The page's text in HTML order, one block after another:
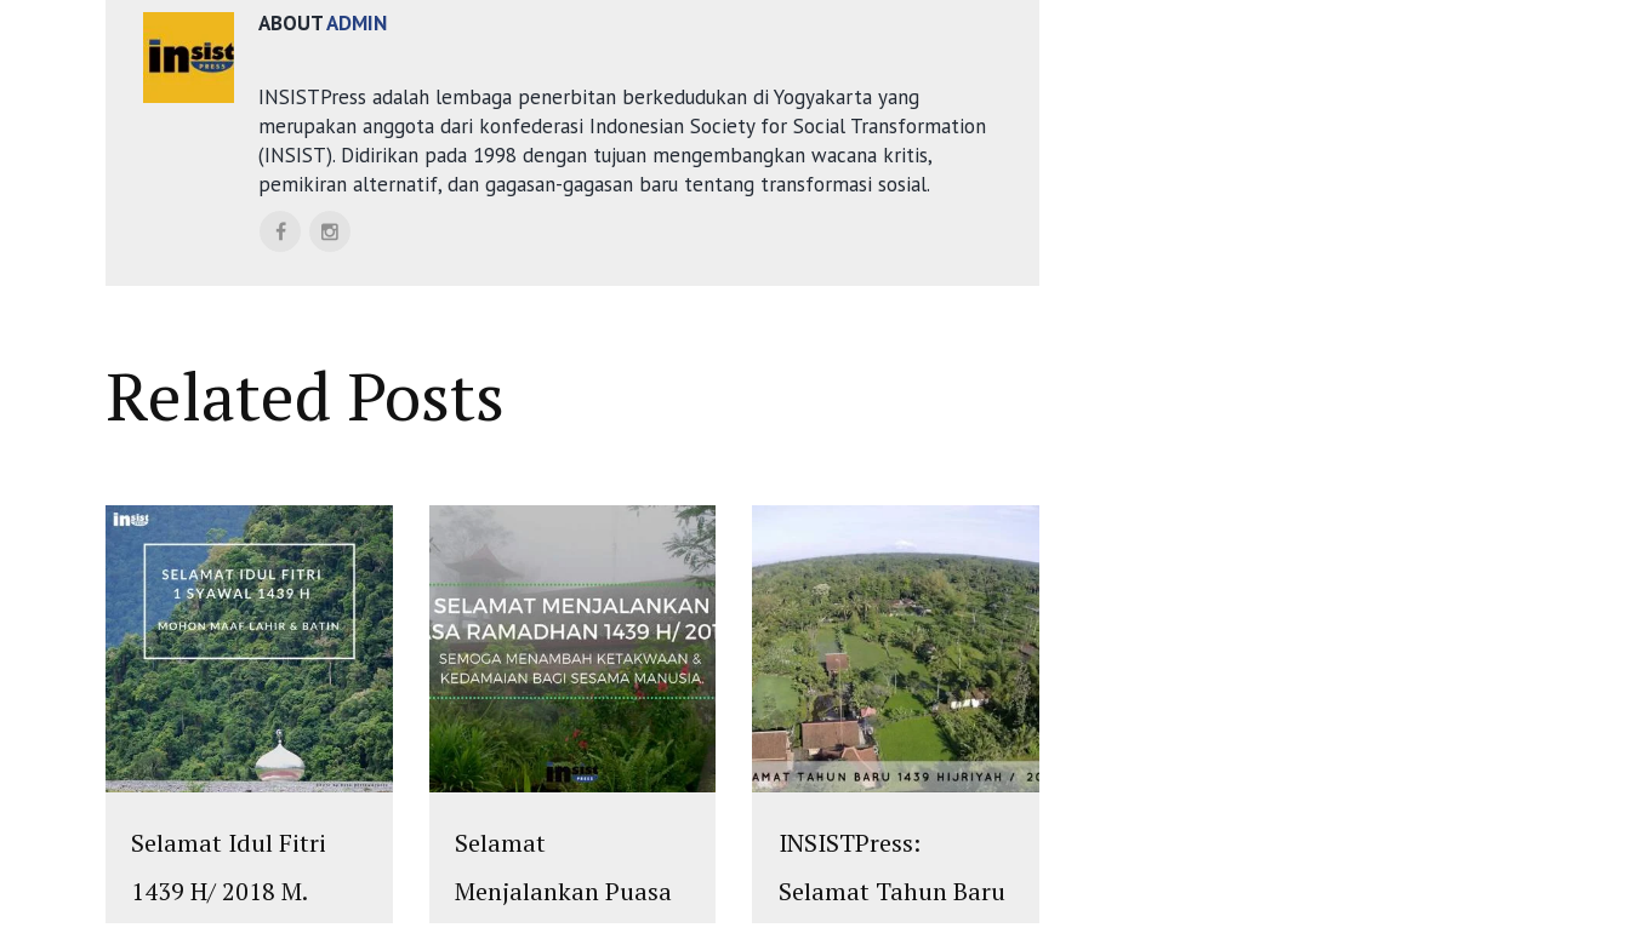
ABOUTADMIN
INSISTPress adalah lembaga penerbitan berkedudukan di Yogyakarta yang
merupakan anggota dari konfederasi Indonesian Society for Social Transformation
(INSIST). Didirikan pada 1998 dengan tujuan mengembangkan wacana kritis,
pemikiran alternatif, dan gagasan-gagasan baru tentang transformasi sosial.
Related Posts
Selamat Idul Fitri
1439 H/ 2018 M.
Selamat
Menjalankan Puasa
INSISTPress:
Selamat Tahun Baru